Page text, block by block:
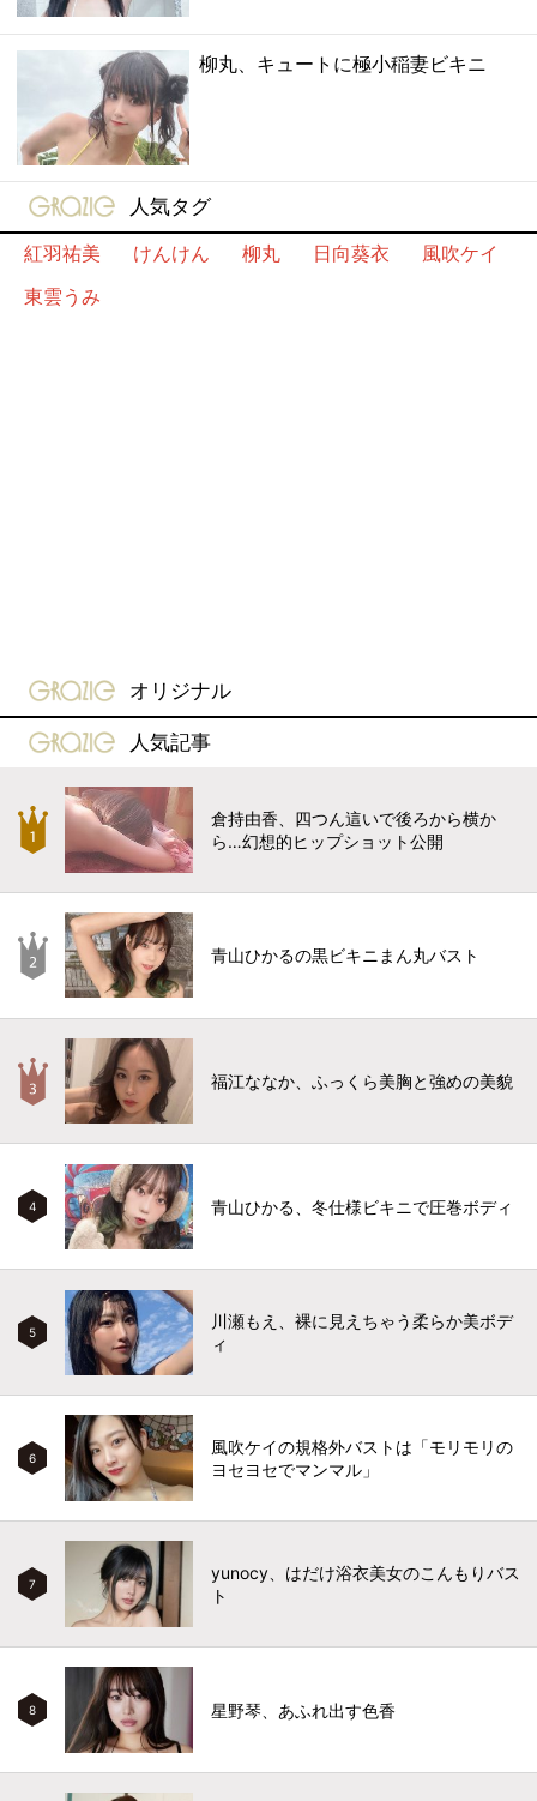
柳丸、キュートに極小稲妻ビキニ
gravure-grazie
人気タグ
紅羽祐美
けんけん 柳丸 日向葵衣
風吹ケイ
東雲うみ
gravure-grazie
オリジナル
gravure-grazie
人気記事
倉持由香、四つん這いで後ろから横か
ら…幻想的ヒップショット公開
青山ひかるの黒ビキニまん丸バスト
福江ななか、ふっくら美胸と強めの美貌
4 青山ひかる、冬仕様ビキニで圧巻ボディ
5
川瀬もえ、裸に見えちゃう柔らか美ボデ
ィ
6
風吹ケイの規格外バストは「モリモリの
ヨセヨセでマンマル」
7
yunocy、はだけ浴衣美女のこんもりバス
ト
8 星野琴、あふれ出す色香